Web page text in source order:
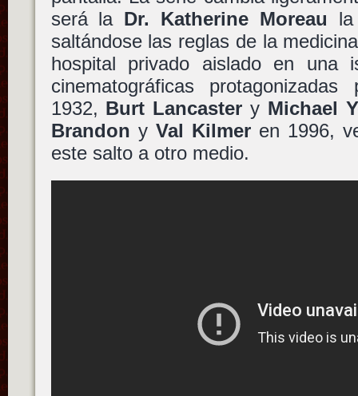
será la Dr. Katherine Moreau
saltándose las reglas de la
hospital privado aislado en una
cinematográficas
1932, Burt Lancaster y Michael
Brandon y Val Kilmeren 1996,
este salto a otro medio.